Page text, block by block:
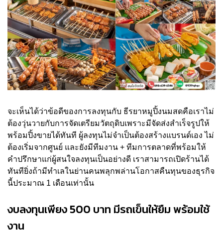
จะเห็นได้ว่าข้อดีของการลงทุนกับ ธีรยาหมูปิ้งนมสดคือเราไม่
ต้องวุ่นวายกับการจัดเตรียมวัตถุดิบเพราะมีจัดส่งสำเร็จรูปให้
พร้อมปิ้งขายได้ทันที ผู้ลงทุนไม่จำเป็นต้องสร้างแบรนด์เอง ไม่
ต้องเริ่มจากศูนย์ และยังมีทีมงาน + ทีมการตลาดที่พร้อมให้
คำปรึกษาแก่ผู้สนใจลงทุนเป็นอย่างดี เราสามารถเปิดร้านได้
ทันทียิ่งถ้ามีทำเลในย่านคนพลุกพล่านโอกาสคืนทุนของธุรกิจ
นี้ประมาณ 1 เดือนเท่านั้น
งบลงทุนเพียง 500 บาท มีรถเข็นให้ยืม พร้อมใช้
งาน